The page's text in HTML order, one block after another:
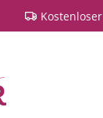
springen